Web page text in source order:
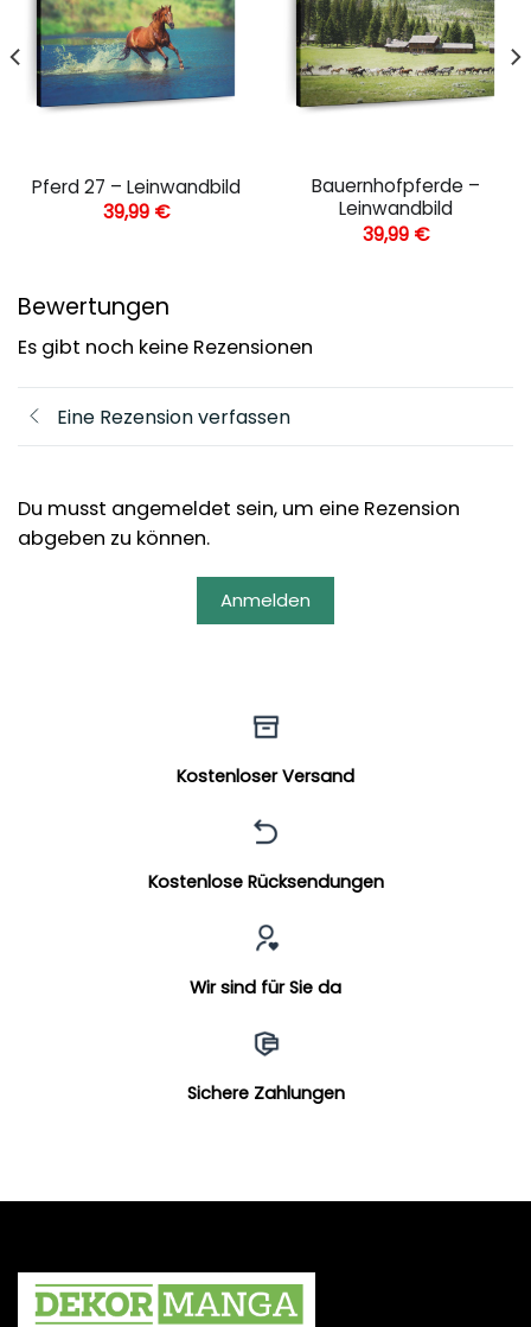
Pferd 27 – Leinwandbild
39,99 €
Bauernhofpferde –
Leinwandbild
39,99 €
Bewertungen
Es gibt noch keine Rezensionen
Eine Rezension verfassen
Du musst angemeldet sein, um eine Rezension
abgeben zu können.
Anmelden
Kostenloser Versand
Kostenlose Rücksendungen
Wir sind für Sie da
Sichere Zahlungen